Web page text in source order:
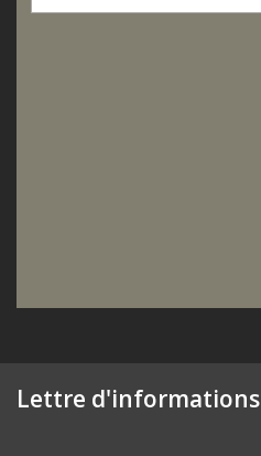
Lettre d'informations